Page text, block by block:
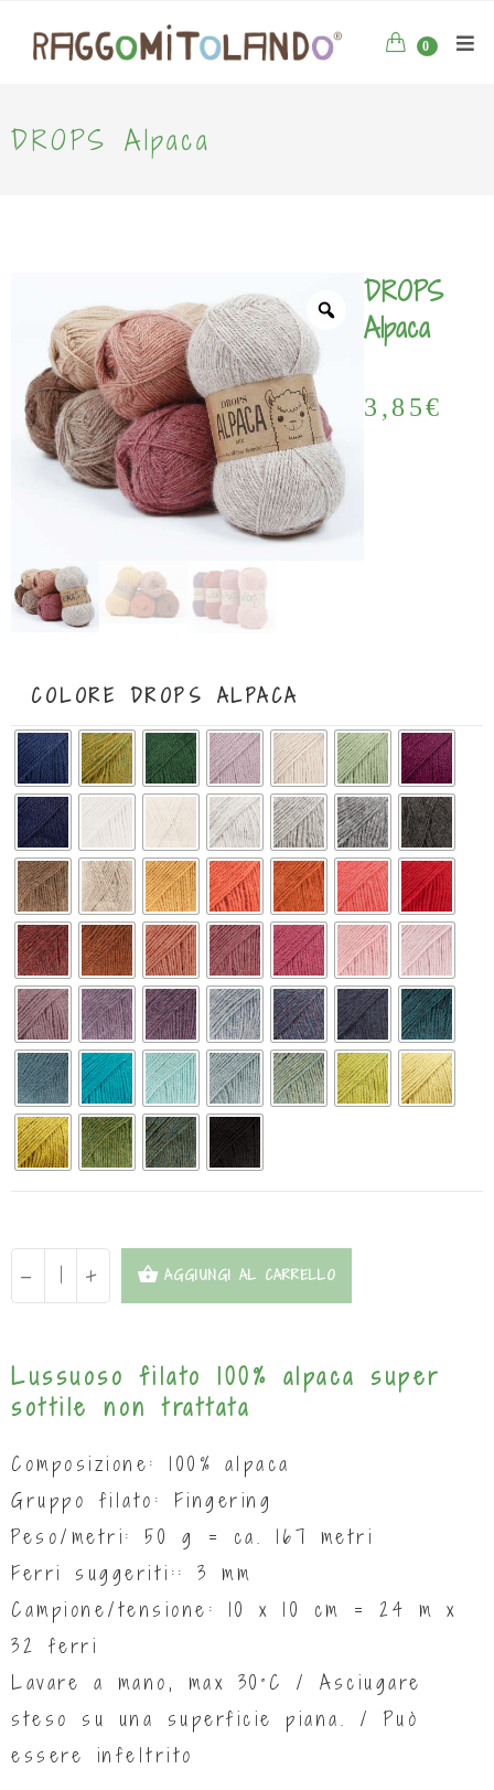
0
DROPS Alpaca
DROPS
Alpaca
3,85€
COLORE DROPS ALPACA
- + AGGIUNGI AL CARRELLO
Lussuoso filato 100% alpaca super
sottile non trattata
Composizione: 100% alpaca
Gruppo filato: Fingering
Peso/metri: 50 g = ca. 167 metri
Ferri suggeriti:: 3 mm
Campione/tensione: 10 x 10 cm = 24 m x
32 ferri
Lavare a mano, max 30°C / Asciugare
steso su una superficie piana. / Può
essere infeltrito